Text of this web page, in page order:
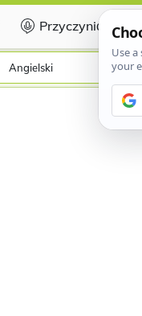
Przyczynić się
Angielski